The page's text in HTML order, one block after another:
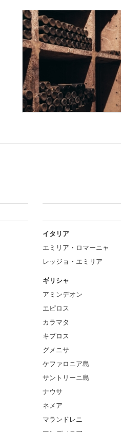
イタリア
エミリア・ロマーニャ
レッジョ・エミリア
ギリシャ
アミンデオン
エピロス
カラマタ
キプロス
グメニサ
ケファロニア島
サントリーニ島
ナウサ
ネメア
マランドレニ